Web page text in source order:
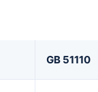
GB 51110